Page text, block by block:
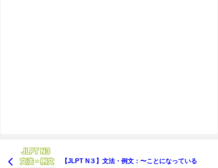
【JLPT N３】文法・例文：〜ことになっている